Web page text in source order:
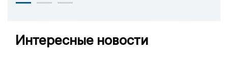
Интересные новости